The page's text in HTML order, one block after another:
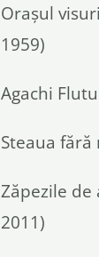
Orașul
1959)
Agachi
Steaua fără
Zăpezile de
2011)